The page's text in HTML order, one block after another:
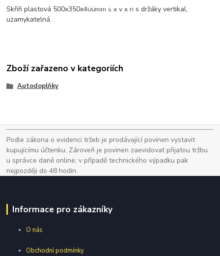
Skříň plastová 500x350x400mm š x v x h s držáky vertikal,
uzamykatelná.
Zboží zařazeno v kategoriích
Autodoplňky
Podle zákona o evidenci tržeb je prodávající povinen vystavit
kupujícímu účtenku. Zároveň je povinen zaevidovat přijatou tržbu
u správce daně online; v případě technického výpadku pak
nejpozději do 48 hodin.
Informace pro zákazníky
O nás
Obchodní podmínky